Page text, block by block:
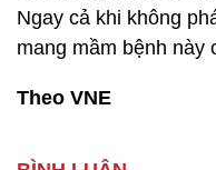
Ngay cả khi không
mang mầm bệnh này
Theo VNE